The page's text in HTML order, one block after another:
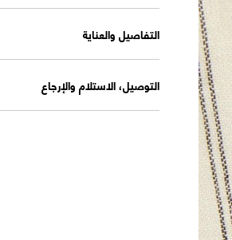
التفاصيل والعناية
التوصيل، الاستلام والإرجاع